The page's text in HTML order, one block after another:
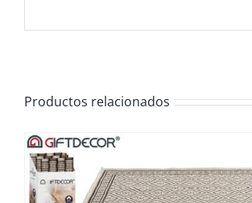
Productos relacionados